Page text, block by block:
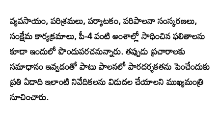
వ్యవసాయం, పరిశ్రమలు, పర్యాటకం, పరిపాలనా సంస్కరణలు,
సంక్షేమ కార్యక్రమాలు, పీ-4 వంటి అంశాల్లో సాధించిన ఫలితాలను
కూడా ఇందులో పొందుపరచనున్నారు. తప్పుడు ప్రచారాలకు
సమాధానం ఇవ్వడంతో పాటు పాలనలో పారదర్శకతను పెంచేందుకు
ప్రతి ఏడాది ఇలాంటి నివేదికలను విడుదల చేయాలని ముఖ్యమంత్రి
సూచించారు.